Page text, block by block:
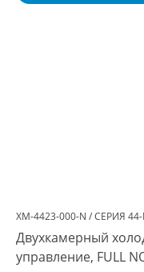
ХМ-4423-000-N / СЕРИЯ 44-
Двухкамерный
управление, FULL